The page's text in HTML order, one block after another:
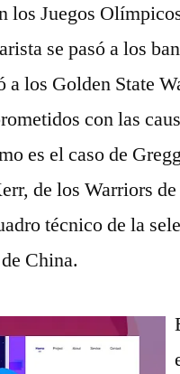
los Juegos
se pasó a los
a los Golden State
con las
es el caso de
de los Warriors
técnico de la
China.